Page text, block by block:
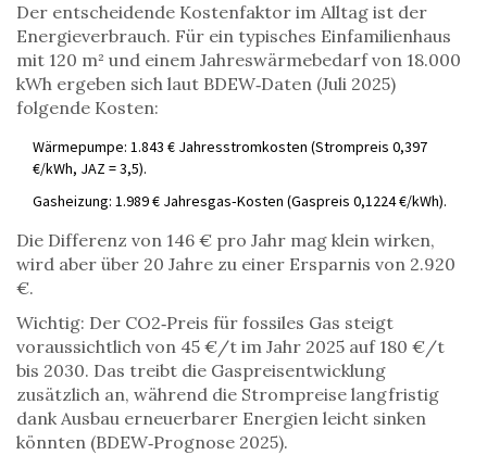
Der entscheidende Kostenfaktor im Alltag ist der
Energieverbrauch. Für ein typisches Einfamilienhaus
mit 120 m² und einem Jahreswärmebedarf von 18.000
kWh ergeben sich laut BDEW‑Daten (Juli 2025)
folgende Kosten:
Wärmepumpe: 1.843 € Jahresstromkosten (Strompreis 0,397
€/kWh, JAZ = 3,5).
Gasheizung: 1.989 € Jahresgas‑Kosten (Gaspreis 0,1224 €/kWh).
Die Differenz von 146 € pro Jahr mag klein wirken,
wird aber über 20 Jahre zu einer Ersparnis von 2.920
€.
Wichtig: Der CO2‑Preis für fossiles Gas steigt
voraussichtlich von 45 €/t im Jahr 2025 auf 180 €/t
bis 2030. Das treibt die Gaspreisentwicklung
zusätzlich an, während die Strompreise langfristig
dank Ausbau erneuerbarer Energien leicht sinken
könnten (BDEW‑Prognose 2025).